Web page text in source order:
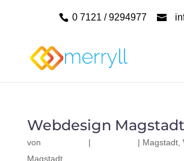
0 7121 / 9294977
Webdesign Magstadt
von | | Magstadt,
Magstadt